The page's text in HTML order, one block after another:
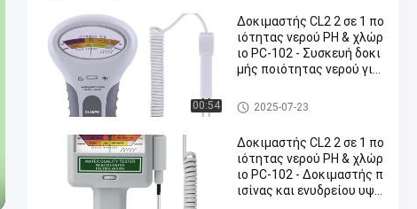
00:54
Δοκιμαστής CL2 2 σε 1 πο
ιότητας νερού PH & χλώρ
ιο PC-102 - Συσκευή δοκι
μής ποιότητας νερού για
Μετρητής pH Bluetooth
2025-07-23
Δοκιμαστής CL2 2 σε 1 πο
ιότητας νερού PH & χλώρ
ιο PC-102 - Δοκιμαστής π
ισίνας και ενυδρείου υψη